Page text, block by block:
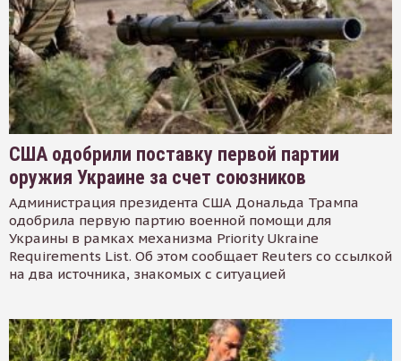
США одобрили поставку первой партии
оружия Украине за счет союзников
Администрация президента США Дональда Трампа
одобрила первую партию военной помощи для
Украины в рамках механизма Priority Ukraine
Requirements List. Об этом сообщает Reuters со ссылкой
на два источника, знакомых с ситуацией